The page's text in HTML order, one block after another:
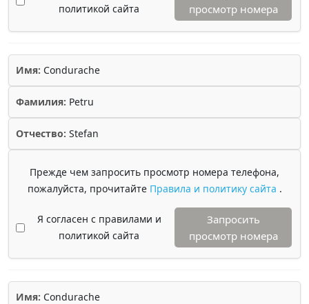
политикой сайта
просмотр номера
Имя: Condurache
Фамилия: Petru
Отчество: Stefan
Прежде чем запросить просмотр номера телефона,
пожалуйста, прочитайте Правила и политику сайта .
Я согласен с правилами и
политикой сайта
Запросить
просмотр номера
Имя: Condurache